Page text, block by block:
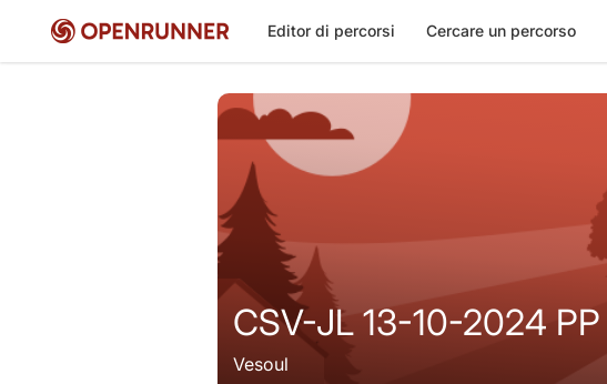
Editor di percorsi Cercare un percorso
CSV-JL 13-10-2024 PP
Vesoul